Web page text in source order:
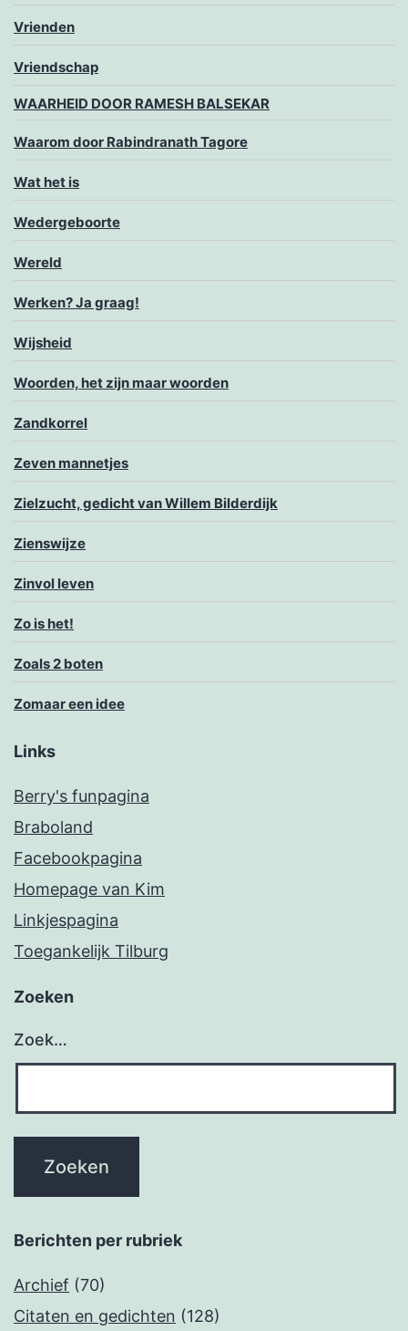
Vrienden
Vriendschap
WAARHEID DOOR RAMESH BALSEKAR
Waarom door Rabindranath Tagore
Wat het is
Wedergeboorte
Wereld
Werken? Ja graag!
Wijsheid
Woorden, het zijn maar woorden
Zandkorrel
Zeven mannetjes
Zielzucht, gedicht van Willem Bilderdijk
Zienswijze
Zinvol leven
Zo is het!
Zoals 2 boten
Zomaar een idee
Links
Berry's funpagina
Braboland
Facebookpagina
Homepage van Kim
Linkjespagina
Toegankelijk Tilburg
Zoeken
Zoek…
Berichten per rubriek
Archief (70)
Citaten en gedichten (128)